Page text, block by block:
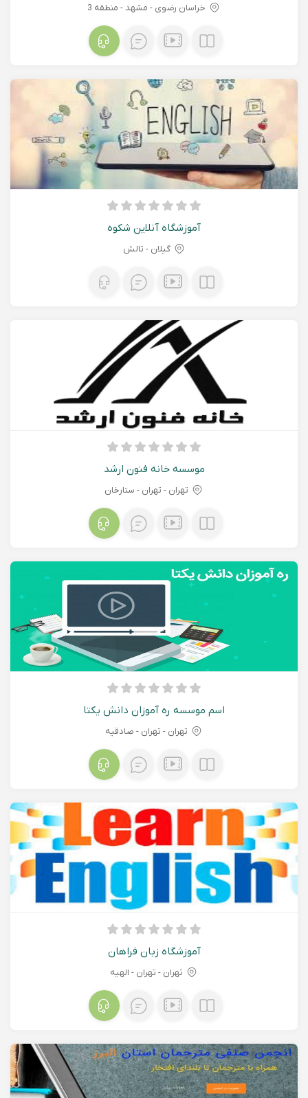
نوآوری خیام
خراسان رضوی - مشهد - منطقه 3
آموزشگاه آنلاين شكوه
گیلان - تالش
موسسه خانه فنون ارشد
تهران - تهران - ستارخان
اسم موسسه ره آموزان دانش یکتا
تهران - تهران - صادقیه
آموزشگاه زبان فراهان
تهران - تهران - الهیه